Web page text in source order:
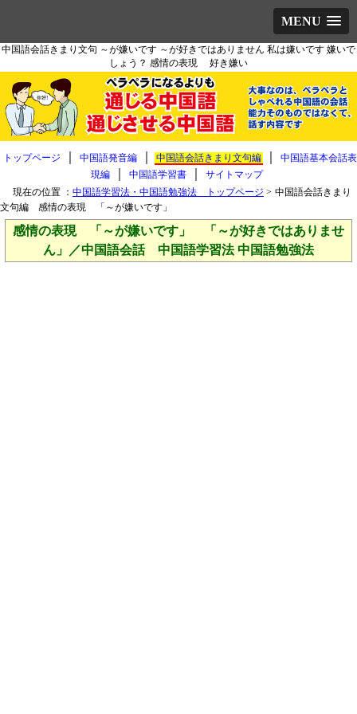
MENU
中国語会話きまり文句 ～が嫌いです ～が好きではありません 私は嫌いです 嫌いで
しょう？ 感情の表現 好き嫌い
トップページ 中国語発音編 中国語会話きまり文句編
中国語基本会話表
現編
中国語学習書
サイトマップ
現在の位置 ： 中国語学習法・中国語勉強法 トップページ > 中国語会話きまり
文句編 感情の表現 「～が嫌いです」
感情の表現 「～が嫌いです」 「～が好きではありませ
ん」／中国語会話 中国語学習法 中国語勉強法